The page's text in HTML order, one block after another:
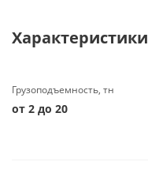
Характеристики
Грузоподъемность, тн
от 2 до 20